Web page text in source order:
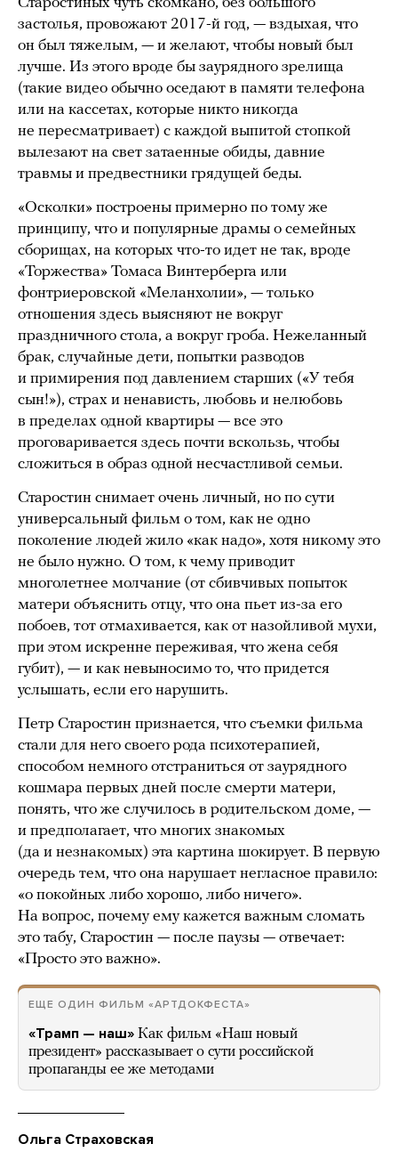
застолья, провожают 2017-й год, — вздыхая, что
он был тяжелым, — и желают, чтобы новый был
лучше. Из этого вроде бы заурядного зрелища
(такие видео обычно оседают в памяти телефона
или на кассетах, которые никто никогда
не пересматривает) с каждой выпитой стопкой
вылезают на свет затаенные обиды, давние
травмы и предвестники грядущей беды.
«Осколки» построены примерно по тому же
принципу, что и популярные драмы о семейных
сборищах, на которых что-то идет не так, вроде
«Торжества» Томаса Винтерберга или
фонтриеровской «Меланхолии», — только
отношения здесь выясняют не вокруг
праздничного стола, а вокруг гроба. Нежеланный
брак, случайные дети, попытки разводов
и примирения под давлением старших («У тебя
сын!»), страх и ненависть, любовь и нелюбовь
в пределах одной квартиры — все это
проговаривается здесь почти вскользь, чтобы
сложиться в образ одной несчастливой семьи.
Старостин снимает очень личный, но по сути
универсальный фильм о том, как не одно
поколение людей жило «как надо», хотя никому это
не было нужно. О том, к чему приводит
многолетнее молчание (от сбивчивых попыток
матери объяснить отцу, что она пьет из-за его
побоев, тот отмахивается, как от назойливой мухи,
при этом искренне переживая, что жена себя
губит), — и как невыносимо то, что придется
услышать, если его нарушить.
Петр Старостин признается, что съемки фильма
стали для него своего рода психотерапией,
способом немного отстраниться от заурядного
кошмара первых дней после смерти матери,
понять, что же случилось в родительском доме, —
и предполагает, что многих знакомых
(да и незнакомых) эта картина шокирует. В первую
очередь тем, что она нарушает негласное правило:
«о покойных либо хорошо, либо ничего».
На вопрос, почему ему кажется важным сломать
это табу, Старостин — после паузы — отвечает:
«Просто это важно».
ЕЩЕ ОДИН ФИЛЬМ «АРТДОКФЕСТА»
«Трамп — наш» Как фильм «Наш новый
президент» рассказывает о сути российской
пропаганды ее же методами
Ольга Страховская